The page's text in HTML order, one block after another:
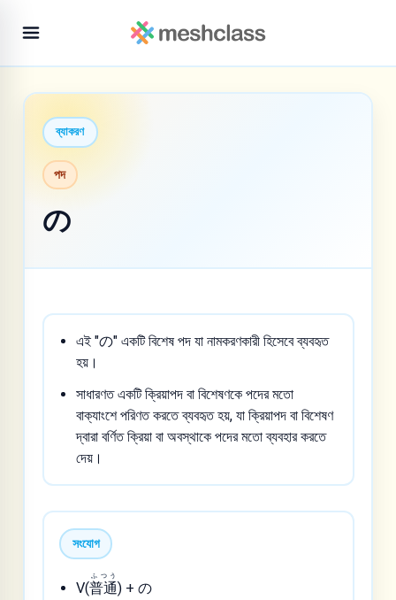
ব্যাকরণ
পদ
の
এই "の" একটি বিশেষ পদ যা নামকরণকারী হিসেবে ব্যবহৃত
হয়।
সাধারণত একটি ক্রিয়াপদ বা বিশেষণকে পদের মতো
বাক্যাংশে পরিণত করতে ব্যবহৃত হয়, যা ক্রিয়াপদ বা বিশেষণ
দ্বারা বর্ণিত ক্রিয়া বা অবস্থাকে পদের মতো ব্যবহার করতে
দেয়।
সংযোগ
V(普通
ふつう
) + の